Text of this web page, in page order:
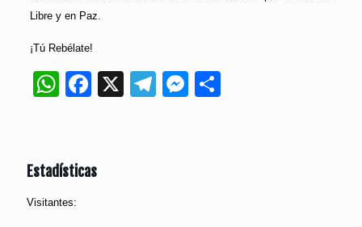
Libre y en Paz.
¡Tú Rebélate!
WhatsApp
Facebook
X Telegram
Messenger
Compartir
Estadísticas
Visitantes: